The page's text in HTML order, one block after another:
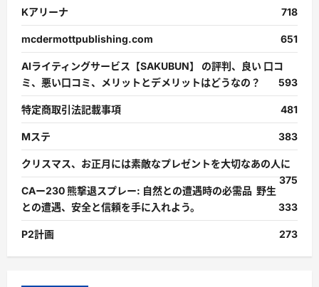
Kアリーナ 718
mcdermottpublishing.com 651
AIライティングサービス【SAKUBUN】 の評判、良い 口コ
ミ、悪い口コミ、メリットとデメリットはどうなの？
593
特定商取引法記載事項 481
Mステ 383
クリスマス、お正月には素敵なプレゼントを大切なあの人に
375
CAー230 熊撃退スプレー: 自然との遭遇時の必需品 野生
との遭遇、安全と信頼を手に入れよう。
333
P2計画 273